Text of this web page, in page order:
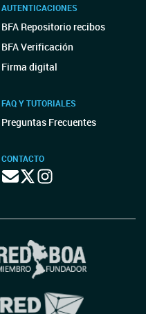
AUTENTICACIONES
BFA Repositorio recibos
BFA Verificación
Firma digital
FAQ Y TUTORIALES
Preguntas Frecuentes
CONTACTO